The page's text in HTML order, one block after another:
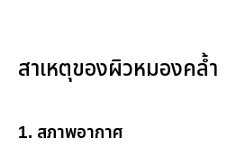
สาเหตุของผิวหมองคล้ำ
1. สภาพอากาศ